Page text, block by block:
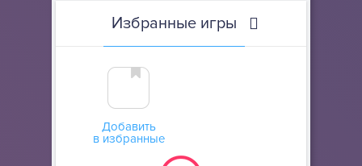
Избранные игры
Добавить
в избранные